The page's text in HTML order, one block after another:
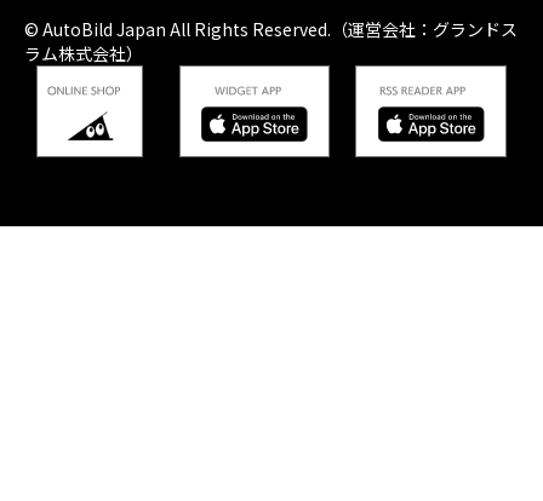
© AutoBild Japan All Rights Reserved.（運営会社：グランドス
ラム株式会社）